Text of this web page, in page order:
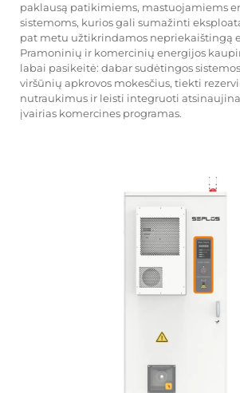
paklausą patikimiems, mastuojamiems
sistemoms, kurios gali sumažinti
pat metu užtikrindamos nepriekaištingą
Pramoninių ir komercinių energijos
labai pasikeitė: dabar sudėtingos
viršūnių apkrovos mokesčius, tiekti
nutraukimus ir leisti integruoti
įvairias komercines programas.